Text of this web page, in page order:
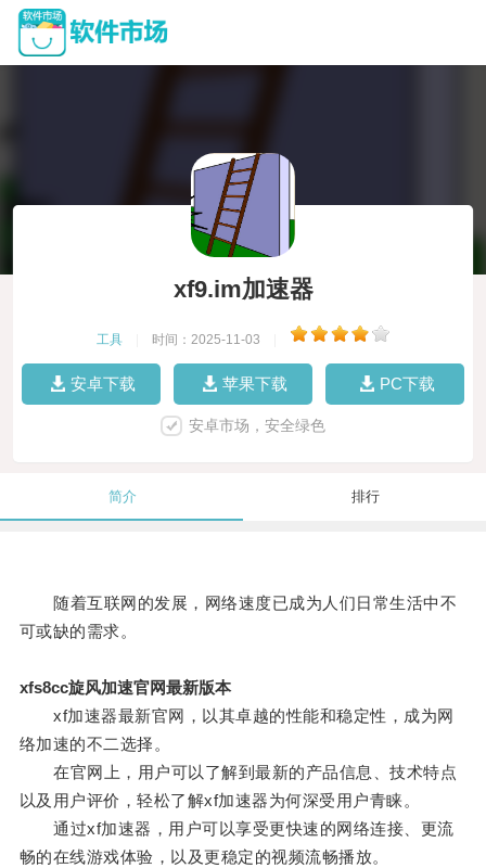
xf9.im加速器
工具 时间：2025-11-03
安卓下载 苹果下载 PC下载
安卓市场，安全绿色
简介 排行
随着互联网的发展，网络速度已成为人们日常生活中不
可或缺的需求。
xfs8cc旋风加速官网最新版本
xf加速器最新官网，以其卓越的性能和稳定性，成为网
络加速的不二选择。
在官网上，用户可以了解到最新的产品信息、技术特点
以及用户评价，轻松了解xf加速器为何深受用户青睐。
通过xf加速器，用户可以享受更快速的网络连接、更流
畅的在线游戏体验，以及更稳定的视频流畅播放。